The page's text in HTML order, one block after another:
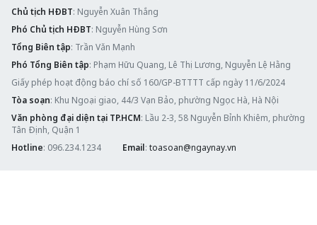
Chủ tịch HĐBT: Nguyễn Xuân Thắng
Phó Chủ tịch HĐBT: Nguyễn Hùng Sơn
Tổng Biên tập: Trần Văn Mạnh
Phó Tổng Biên tập: Phạm Hữu Quang, Lê Thị Lương, Nguyễn Lệ Hằng
Giấy phép hoạt động báo chí số 160/GP-BTTTT cấp ngày 11/6/2024
Tòa soạn: Khu Ngoại giao, 44/3 Vạn Bảo, phường Ngọc Hà, Hà Nội
Văn phòng đại diện tại TP.HCM: Lầu 2-3, 58 Nguyễn Bỉnh Khiêm, phường
Tân Định, Quận 1
Hotline: 096.234.1234 Email: toasoan@ngaynay.vn